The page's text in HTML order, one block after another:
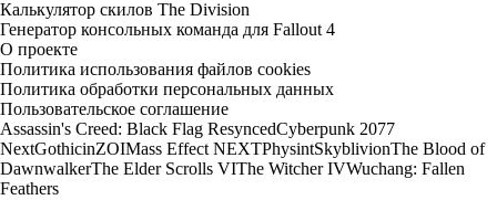
Калькулятор скилов The Division
Генератор консольных команда для Fallout 4
О проекте
Политика использования файлов cookies
Политика обработки персональных данных
Пользовательское соглашение
Assassin's Creed: Black Flag ResyncedCyberpunk 2077
NextGothicinZOIMass Effect NEXTPhysintSkyblivionThe Blood of
DawnwalkerThe Elder Scrolls VIThe Witcher IVWuchang: Fallen
Feathers